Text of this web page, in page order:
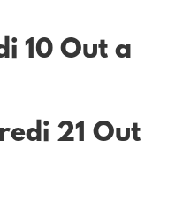
10 Out a
21 Out